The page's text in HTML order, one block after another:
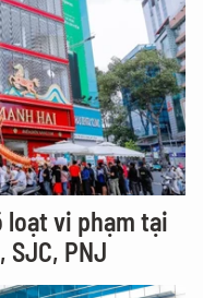
loạt vi phạm tại
SJC, PNJ